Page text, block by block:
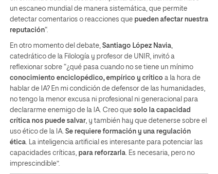
un escaneo mundial de manera sistemática, que permite
detectar comentarios o reacciones que pueden afectar nuestra
reputación“.
En otro momento del debate, Santiago López Navia
catedrático de la Filología y profesor de UNIR, invitó a
reflexionar sobre “¿qué pasa cuando no se tiene un mínimo
conocimiento enciclopédico, empírico y crítico a la hora de
hablar de IA? En mi condición de defensor de las humanidades,
no tengo la menor excusa ni profesional ni generacional para
declararme enemigo de la IA. Creo que solo la capacidad
crítica nos puede salvar , y también hay que detenerse sobre el
uso ético de la IA. Se requiere formación y una regulación
ética . La inteligencia artificial es interesante para potenciar las
capacidades críticas, para reforzarla . Es necesaria, pero no
imprescindible”.